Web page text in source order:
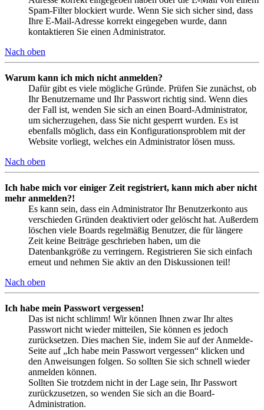
Spam-Filter blockiert wurde. Wenn Sie sich sicher sind, dass
Ihre E-Mail-Adresse korrekt eingegeben wurde, dann
kontaktieren Sie einen Administrator.
Nach oben
Warum kann ich mich nicht anmelden?
Dafür gibt es viele mögliche Gründe. Prüfen Sie zunächst, ob
Ihr Benutzername und Ihr Passwort richtig sind. Wenn dies
der Fall ist, wenden Sie sich an einen Board-Administrator,
um sicherzugehen, dass Sie nicht gesperrt wurden. Es ist
ebenfalls möglich, dass ein Konfigurationsproblem mit der
Website vorliegt, welches ein Administrator lösen muss.
Nach oben
Ich habe mich vor einiger Zeit registriert, kann mich aber nicht
mehr anmelden?!
Es kann sein, dass ein Administrator Ihr Benutzerkonto aus
verschieden Gründen deaktiviert oder gelöscht hat. Außerdem
löschen viele Boards regelmäßig Benutzer, die für längere
Zeit keine Beiträge geschrieben haben, um die
Datenbankgröße zu verringern. Registrieren Sie sich einfach
erneut und nehmen Sie aktiv an den Diskussionen teil!
Nach oben
Ich habe mein Passwort vergessen!
Das ist nicht schlimm! Wir können Ihnen zwar Ihr altes
Passwort nicht wieder mitteilen, Sie können es jedoch
zurücksetzen. Dies machen Sie, indem Sie auf der Anmelde-
Seite auf „Ich habe mein Passwort vergessen“ klicken und
den Anweisungen folgen. So sollten Sie sich schnell wieder
anmelden können.
Sollten Sie trotzdem nicht in der Lage sein, Ihr Passwort
zurückzusetzen, so wenden Sie sich an die Board-
Administration.